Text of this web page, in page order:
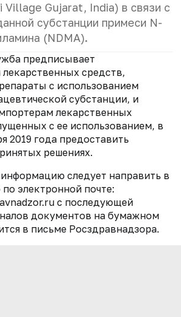
Village Gujarat, India) в связи с
субстанции примеси N-
(NDMA).
предписывает
средств,
с использованием
субстанции, и
лекарственных
с ее использованием, в
2019 года предоставить
решениях.
следует направить в
электронной почте:
с последующей
документов на бумажном
в письме Росздравнадзора.